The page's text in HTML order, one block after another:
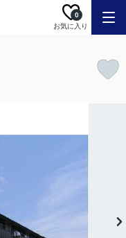
お気に入り
0